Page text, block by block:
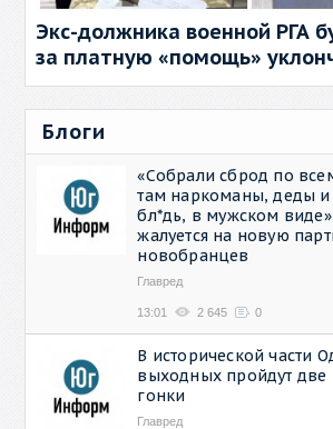
Экс-должника военной РГА
за платную «помощь»
Блоги
«Собрали сброд по
там наркоманы, деды и
бл*дь, в мужском
жалуется на новую
новобранцев
Главред
13:01 2 645 0
В исторической части
выходных пройдут две
гонки
Главред